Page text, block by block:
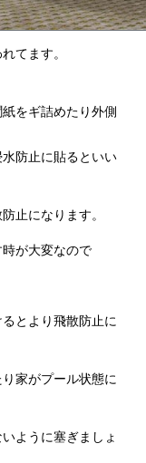
てます。
をギ詰めたり外側
防止に貼るといい
止になります。
が大変なので
とより飛散防止に
家がプール状態に
ように塞ぎましょ